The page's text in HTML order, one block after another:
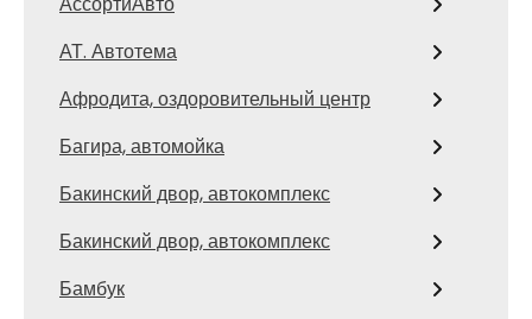
АТ. Автотема
Афродита, оздоровительный центр
Багира, автомойка
Бакинский двор, автокомплекс
Бакинский двор, автокомплекс
Бамбук